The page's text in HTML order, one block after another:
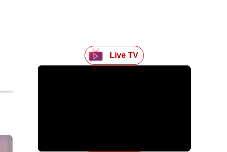
Live TV